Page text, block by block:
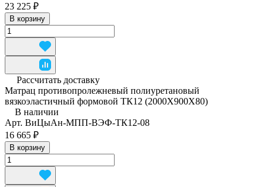
23 225 ₽
В корзину
Рассчитать доставку
Матрац противопролежневый полиуретановый
вязкоэластичный формовой ТК12 (2000Х900Х80)
В наличии
Арт. ВиЦыАн-МПП-ВЭФ-ТК12-08
16 665 ₽
В корзину